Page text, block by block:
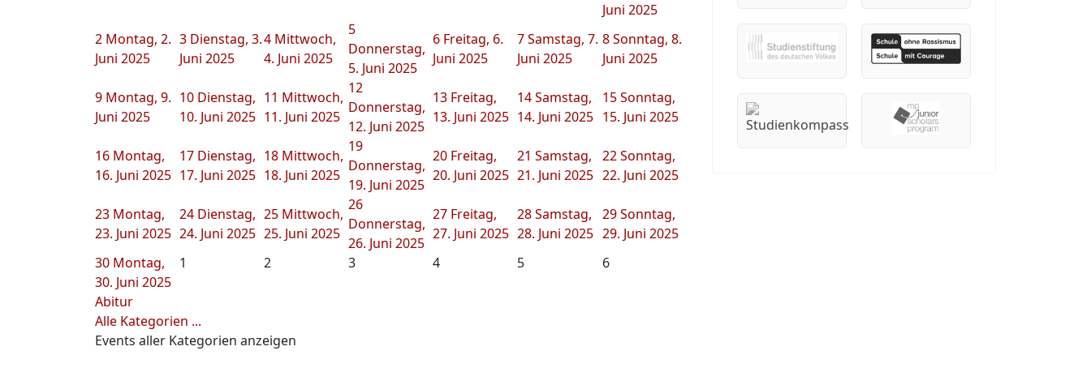
Juni 2025
2 Montag, 2.
Juni 2025
3 Dienstag, 3.
Juni 2025
4 Mittwoch,
4. Juni 2025
5
Donnerstag,
5. Juni 2025
6 Freitag, 6.
Juni 2025
7Samstag, 7.
Juni 2025
8Sonntag, 8.
Juni 2025
9 Montag, 9.
Juni 2025
10 Dienstag,
10. Juni 2025
11 Mittwoch,
11. Juni 2025
12
Donnerstag,
12. Juni 2025
13 Freitag,
13. Juni 2025
14Samstag,
14. Juni 2025
15Sonntag,
15. Juni 2025
16 Montag,
16. Juni 2025
17 Dienstag,
17. Juni 2025
18 Mittwoch,
18. Juni 2025
19
Donnerstag,
19. Juni 2025
20 Freitag,
20. Juni 2025
21 Samstag,
21. Juni 2025
22Sonntag,
22. Juni 2025
23 Montag,
23. Juni 2025
24 Dienstag,
24. Juni 2025
25 Mittwoch,
25. Juni 2025
26
Donnerstag,
26. Juni 2025
27 Freitag,
27. Juni 2025
28Samstag,
28. Juni 2025
29Sonntag,
29. Juni 2025
30 Montag,
30. Juni 2025
1 2 3 4 5 6
Abitur
Alle Kategorien ...
Events aller Kategorien anzeigen